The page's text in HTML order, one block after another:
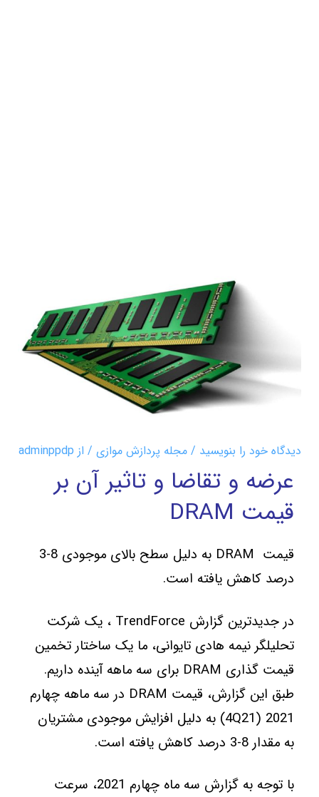
دیدگاه‌ خود را بنویسید / مجله پردازش موازی/ از adminppdp
عرضه و تقاضا و تاثیر آن بر
قیمت DRAM
قیمت DRAM به دلیل سطح بالای موجودی 8-3
درصد کاهش یافته است.
در جدیدترین گزارش TrendForce ، یک شرکت
تحلیلگر نیمه هادی تایوانی، ما یک ساختار تخمین
قیمت گذاری DRAM برای سه ماهه آینده داریم.
طبق این گزارش، قیمت DRAM در سه ماهه چهارم
2021 (4Q21) به دلیل افزایش موجودی مشتریان
به مقدار 8-3 درصد کاهش یافته است.
با توجه به گزارش سه ماه چهارم 2021، سرعت